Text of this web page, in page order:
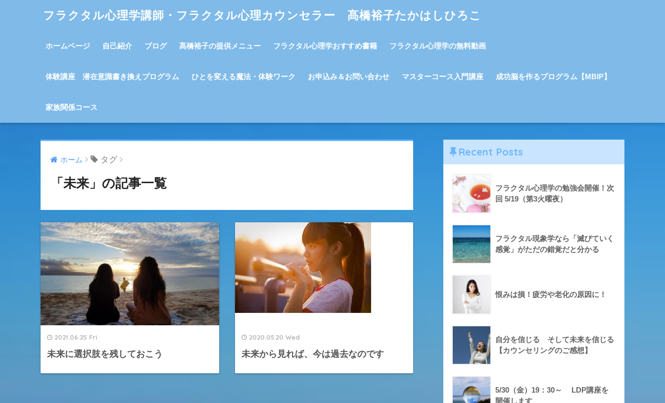
フラクタル心理学講師・フラクタル心理カウンセラー 髙橋裕子たかはしひろこ
ホームページ 自己紹介 ブログ 髙橋裕子の提供メニュー フラクタル心理学おすすめ書籍 フラクタル心理学の無料動画
体験講座 潜在意識書き換えプログラム ひとを変える魔法・体験ワーク お申込み＆お問い合わせ マスターコース入門講座 成功脳を作るプログラム【MBIP】
家族関係コース
ホーム タグ
「未来」の記事一覧
2021.06.25 Fri
未来に選択肢を残しておこう
2020.05.20 Wed
未来から見れば、今は過去なのです
Recent Posts
フラクタル心理学の勉強会開催！次
回 5/19（第3火曜夜）
フラクタル現象学なら「滅びていく
感覚」がただの錯覚だと分かる
恨みは損！疲労や老化の原因に！
自分を信じる そして未来を信じる
【カウンセリングのご感想】
5/30（金）19：30～ LDP講座を
開催します